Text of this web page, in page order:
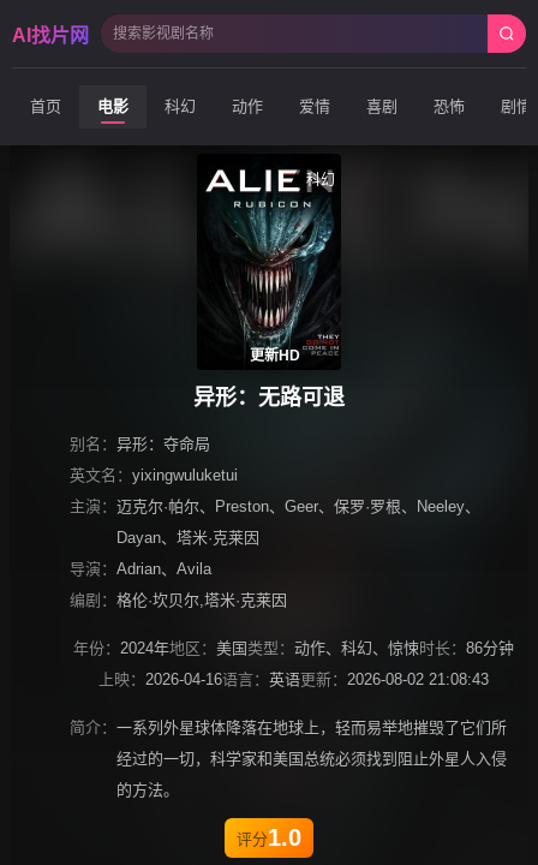
AI找片网
首页 电影 科幻 动作 爱情 喜剧 恐怖 剧情
科幻
更新HD
异形：无路可退
别名： 异形：夺命局
英文名： yixingwuluketui
主演： 迈克尔·帕尔、 Preston、 Geer、 保罗·罗根、 Neeley、
Dayan、 塔米·克莱因
导演： Adrian、 Avila
编剧： 格伦·坎贝尔,塔米·克莱因
年份： 2024年地区： 美国 类型： 动作、 科幻、 惊悚时长： 86分钟
上映： 2026-04-16语言： 英语更新： 2026-08-02 21:08:43
简介： 一系列外星球体降落在地球上，轻而易举地摧毁了它们所
经过的一切，科学家和美国总统必须找到阻止外星人入侵
的方法。
评分1.0